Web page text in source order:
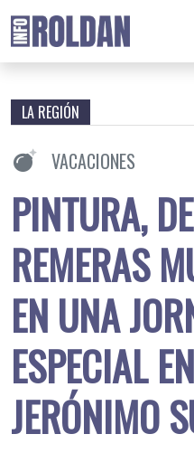
LA REGIÓN
VACACIONES
PINTURA,
REMERAS
EN UNA
ESPECIAL
JERÓNIMO